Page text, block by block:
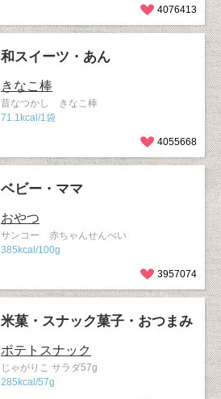
4076413
和スイーツ・あん
きなこ棒
昔なつかし きなこ棒
71.1kcal/1袋
4055668
ベビー・ママ
おやつ
サンコー 赤ちゃんせんべい
385kcal/100g
3957074
米菓・スナック菓子・おつまみ
ポテトスナック
じゃがりこ サラダ57g
285kcal/57g